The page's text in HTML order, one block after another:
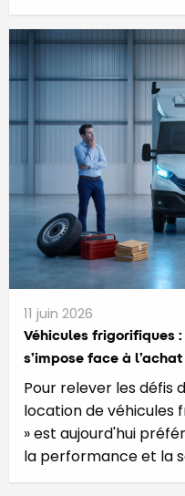
11 juin 2026
​​​​​Véhicules frigorifiques
s’impose face à
Pour relever les défis
location de véhicules
» est aujourd'hui
la performance et la